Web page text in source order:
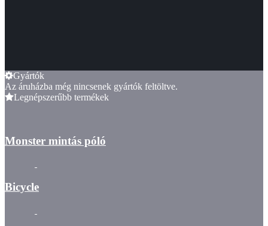
Gyártók
Az áruházba még nincsenek gyártók feltöltve.
Legnépszerűbb termékek
Monster mintás póló
Bicycle